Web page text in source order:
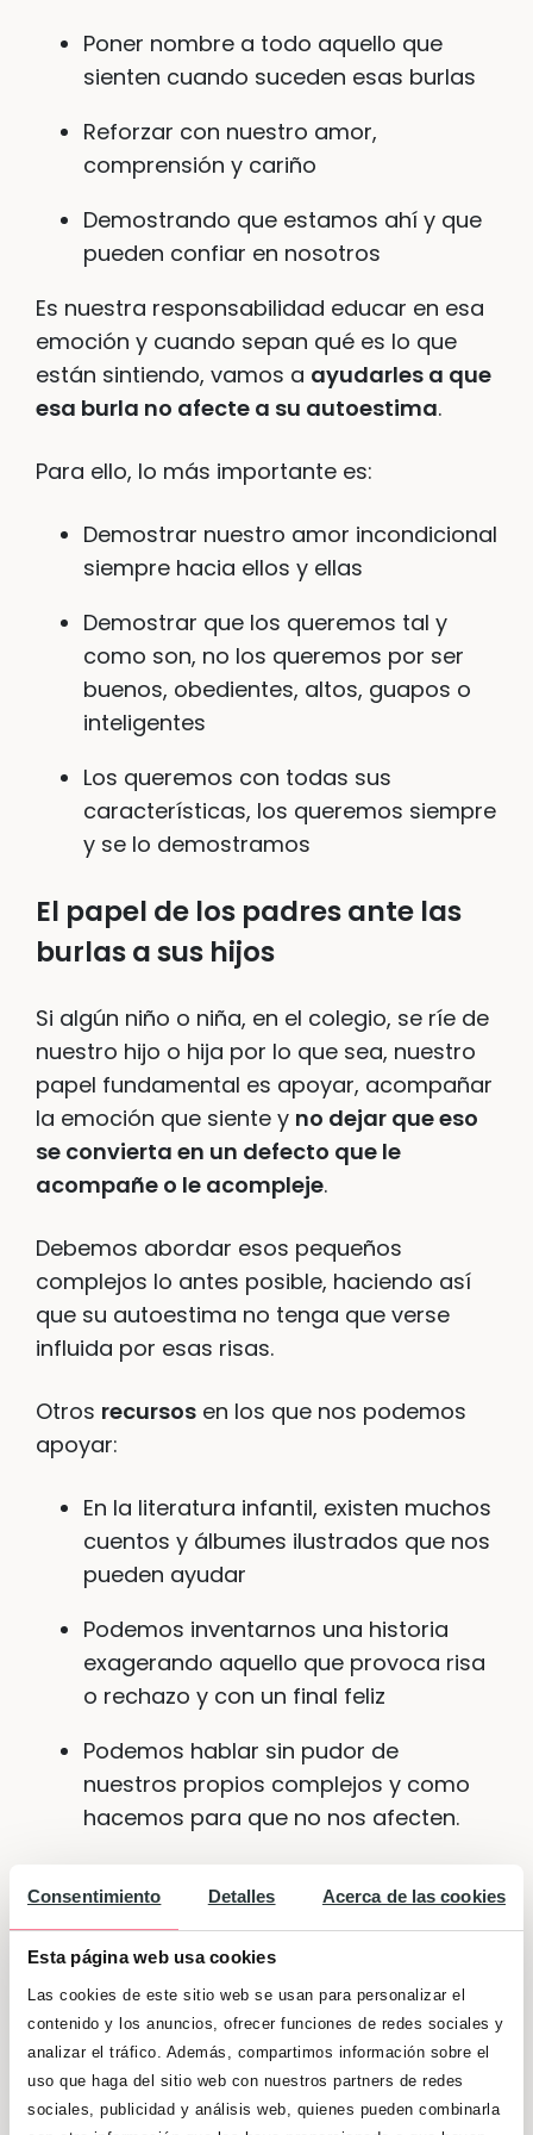
Consentimiento Detalles Acerca de las cookies
Esta página web usa cookies
Las cookies de este sitio web se usan para personalizar el
contenido y los anuncios, ofrecer funciones de redes sociales y
analizar el tráfico. Además, compartimos información sobre el
uso que haga del sitio web con nuestros partners de redes
sociales, publicidad y análisis web, quienes pueden combinarla
Poner nombre a todo aquello que
sienten cuando suceden esas burlas
Reforzar con nuestro amor,
comprensión y cariño
Demostrando que estamos ahí y que
pueden confiar en nosotros
Es nuestra responsabilidad educar en esa
emoción y cuando sepan qué es lo que
están sintiendo, vamos a ayudarles a que
esa burla no afecte a su autoestima.
Para ello, lo más importante es:
Demostrar nuestro amor incondicional
siempre hacia ellos y ellas
Demostrar que los queremos tal y
como son, no los queremos por ser
buenos, obedientes, altos, guapos o
inteligentes
Los queremos con todas sus
características, los queremos siempre
y se lo demostramos
El papel de los padres ante las
burlas a sus hijos
Si algún niño o niña, en el colegio, se ríe de
nuestro hijo o hija por lo que sea, nuestro
papel fundamental es apoyar, acompañar
la emoción que siente y no dejar que eso
se convierta en un defecto que le
acompañe o le acompleje.
Debemos abordar esos pequeños
complejos lo antes posible, haciendo así
que su autoestima no tenga que verse
influida por esas risas.
Otros recursos en los que nos podemos
apoyar:
En la literatura infantil, existen muchos
cuentos y álbumes ilustrados que nos
pueden ayudar
Podemos inventarnos una historia
exagerando aquello que provoca risa
o rechazo y con un final feliz
Podemos hablar sin pudor de
nuestros propios complejos y como
hacemos para que no nos afecten.
somos el espejo en el que se miran
nuestros hijos, debemos acompañar y
poner palabra a aquello que sienten,
aunque en ocasiones pueda resultar duro
también para nosotros, pero también
debemos ser un ejemplo para ellos.